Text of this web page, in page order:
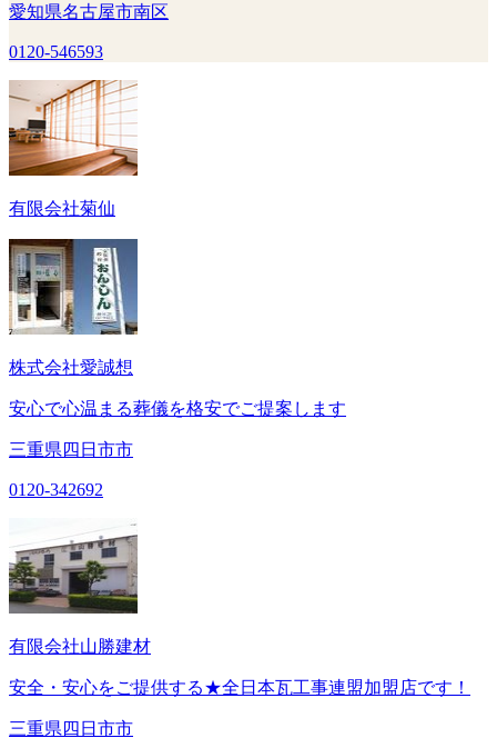
愛知県名古屋市南区
0120-546593
有限会社菊仙
株式会社愛誠想
安心で心温まる葬儀を格安でご提案します
三重県四日市市
0120-342692
有限会社山勝建材
安全・安心をご提供する★全日本瓦工事連盟加盟店です！
三重県四日市市